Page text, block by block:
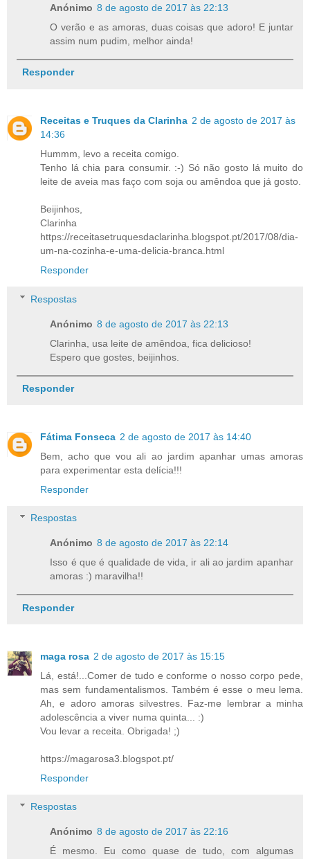
Anónimo 8 de agosto de 2017 às 22:13
O verão e as amoras, duas coisas que adoro! E juntar
assim num pudim, melhor ainda!
Responder
Receitas e Truques da Clarinha 2 de agosto de 2017 às
14:36
Hummm, levo a receita comigo.
Tenho lá chia para consumir. :-) Só não gosto lá muito do
leite de aveia mas faço com soja ou amêndoa que já gosto.
Beijinhos,
Clarinha
https://receitasetruquesdaclarinha.blogspot.pt/2017/08/dia-
um-na-cozinha-e-uma-delicia-branca.html
Responder
Respostas
Anónimo 8 de agosto de 2017 às 22:13
Clarinha, usa leite de amêndoa, fica delicioso!
Espero que gostes, beijinhos.
Responder
Fátima Fonseca 2 de agosto de 2017 às 14:40
Bem, acho que vou ali ao jardim apanhar umas amoras
para experimentar esta delícia!!!
Responder
Respostas
Anónimo 8 de agosto de 2017 às 22:14
Isso é que é qualidade de vida, ir ali ao jardim apanhar
amoras :) maravilha!!
Responder
maga rosa 2 de agosto de 2017 às 15:15
Lá, está!...Comer de tudo e conforme o nosso corpo pede,
mas sem fundamentalismos. Também é esse o meu lema.
Ah, e adoro amoras silvestres. Faz-me lembrar a minha
adolescência a viver numa quinta... :)
Vou levar a receita. Obrigada! ;)
https://magarosa3.blogspot.pt/
Responder
Respostas
Anónimo 8 de agosto de 2017 às 22:16
É mesmo. Eu como quase de tudo, com algumas